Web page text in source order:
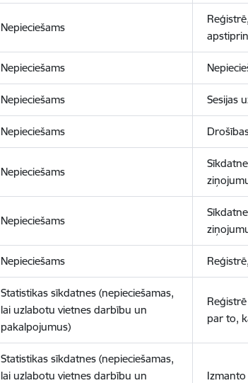
Nepieciešams
Nepieciešams
Nepieciešams Sesijas
Nepieciešams
Nepieciešams
Nepieciešams
Nepieciešams
Statistikas sīkdatnes (nepieciešamas,
lai uzlabotu vietnes darbību un
pakalpojumus)
par to,
Statistikas sīkdatnes (nepieciešamas,
lai uzlabotu vietnes darbību un